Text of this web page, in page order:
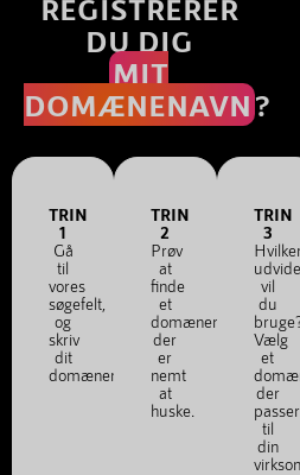
REGISTRERER
DU DIG
MIT
DOMÆNENAVN ?
TRIN
1
Gå
til
vores
søgefelt,
og
skriv
dit
domænenavn.
TRIN
2
Prøv
at
finde
et
domænenavn,
der
er
nemt
at
huske.
TRIN
3
vil
du
Vælg
et
der
passer
til
din